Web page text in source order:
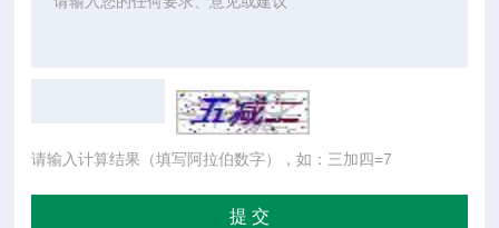
请输入计算结果（填写阿拉伯数字），如：三加四=7